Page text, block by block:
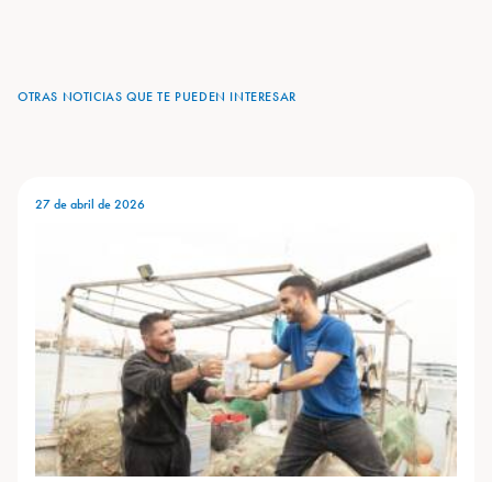
OTRAS NOTICIAS QUE TE PUEDEN INTERESAR
27 de abril de 2026